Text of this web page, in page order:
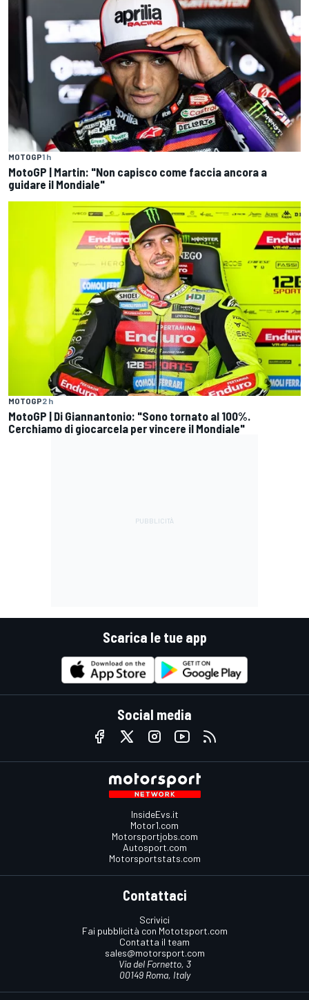
MOTOGP1 h
MotoGP | Martin: "Non capisco come faccia ancora a
guidare il Mondiale"
MOTOGP2 h
MotoGP | Di Giannantonio: "Sono tornato al 100%.
Cerchiamo di giocarcela per vincere il Mondiale"
Scarica le tue app
Social media
InsideEvs.it
Motor1.com
Motorsportjobs.com
Autosport.com
Motorsportstats.com
Contattaci
Scrivici
Fai pubblicità con Mototsport.com
Contatta il team
sales@motorsport.com
Via del Fornetto, 3
00149 Roma, Italy